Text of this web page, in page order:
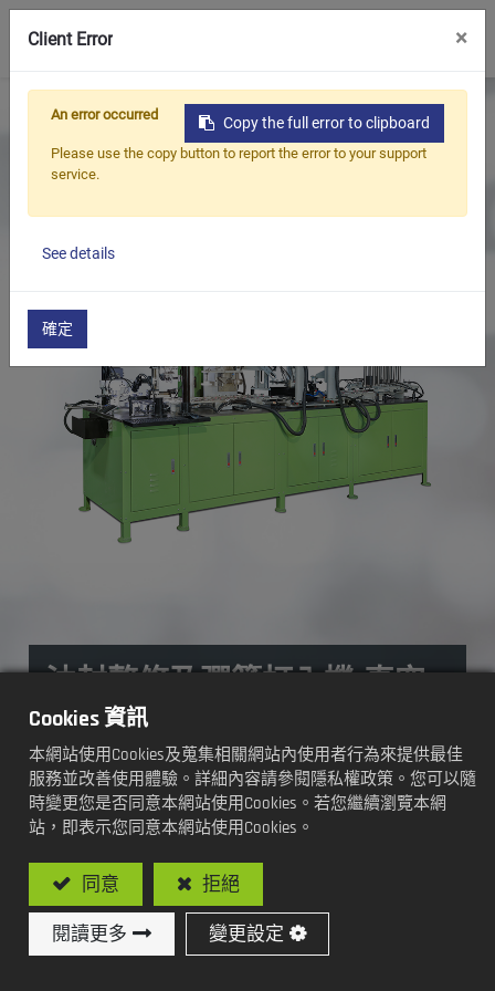
首頁 產品
油封,軸封整修機系列
大型油封修邊及入彈簧機(全自動)
油封整修及彈簧打入機(真空式)
油封整修及彈簧打入機(真空
式)
型號: SY-V107-MS2CD / 全自動真空式油封整修
加工方式及功能:
全自動真空式
Cookies 資訊
本網站使用Cookies及蒐集相關網站內使用者行為來提供最佳
服務並改善使用體驗。詳細內容請參閱隱私權政策。您可以隨
時變更您是否同意本網站使用Cookies。若您繼續瀏覽本網
站，即表示您同意本網站使用Cookies。
同意 拒絕
閱讀更多 變更設定
Client Error ×
Copy the full error to clipboard
An error occurred
Please use the copy button to report the error to your support
service.
See details
確定